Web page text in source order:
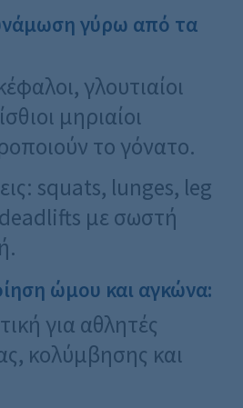
γύρω από τα
γλουτιαίοι
μηριαίοι
το γόνατο.
squats, lunges, leg
με σωστή
ώμου και αγκώνα:
για αθλητές
κολύμβησης και